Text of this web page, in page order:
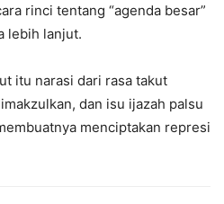
rinci tentang “agenda besar”
lebih lanjut.
itu narasi dari rasa takut
dan isu ijazah palsu
menciptakan represi